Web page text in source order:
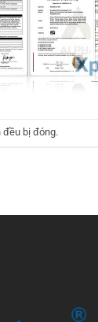
đều bị đóng.